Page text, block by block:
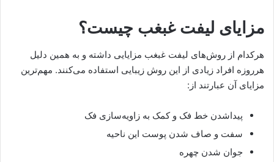
مزایای لیفت غبغب چیست؟
هرکدام از روش‌های لیفت غبغب مزایایی داشته و به همین دلیل
هرروزه افراد زیادی از این روش زیبایی استفاده می‌کنند. مهم‌ترین
مزایای آن عبارتند از:
پیداشدن خط فک و کمک به زاویه‌سازی فک
سفت و صاف شدن پوست این ناحیه
جوان شدن چهره